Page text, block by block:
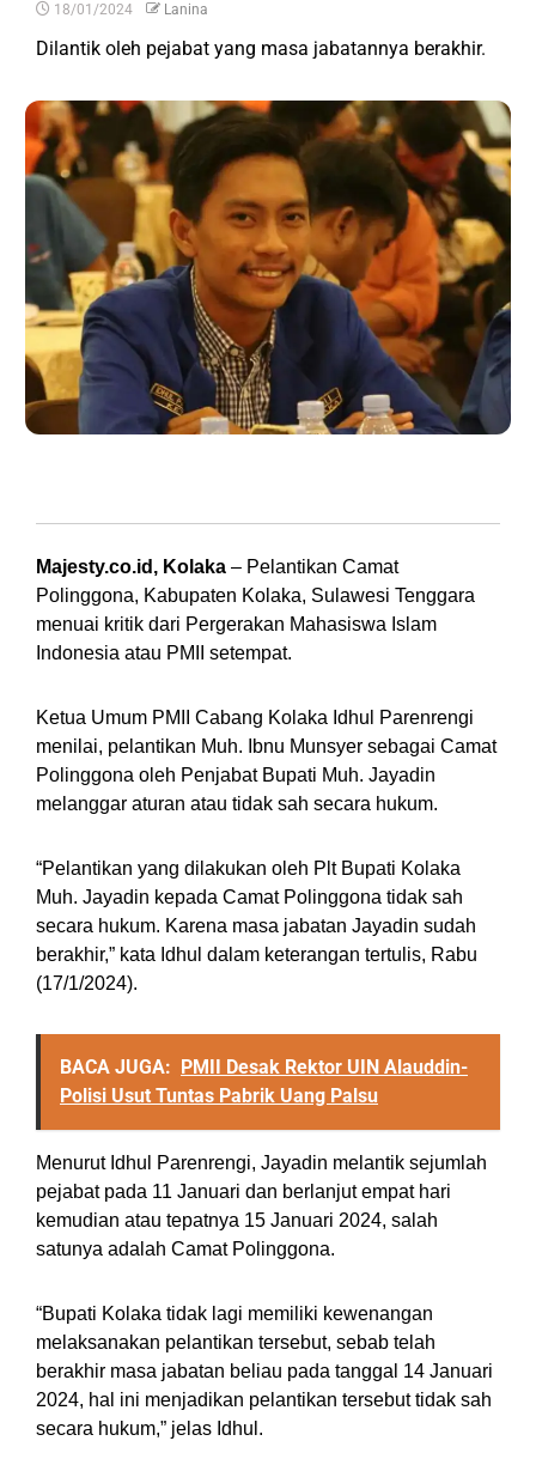
18/01/2024 Lanina
Dilantik oleh pejabat yang masa jabatannya berakhir.
Majesty.co.id, Kolaka – Pelantikan Camat
Polinggona, Kabupaten Kolaka, Sulawesi Tenggara
menuai kritik dari Pergerakan Mahasiswa Islam
Indonesia atau PMII setempat.
Ketua Umum PMII Cabang Kolaka Idhul Parenrengi
menilai, pelantikan Muh. Ibnu Munsyer sebagai Camat
Polinggona oleh Penjabat Bupati Muh. Jayadin
melanggar aturan atau tidak sah secara hukum.
“Pelantikan yang dilakukan oleh Plt Bupati Kolaka
Muh. Jayadin kepada Camat Polinggona tidak sah
secara hukum. Karena masa jabatan Jayadin sudah
berakhir,” kata Idhul dalam keterangan tertulis, Rabu
(17/1/2024).
BACA JUGA: PMII Desak Rektor UIN Alauddin-
Polisi Usut Tuntas Pabrik Uang Palsu
Menurut Idhul Parenrengi, Jayadin melantik sejumlah
pejabat pada 11 Januari dan berlanjut empat hari
kemudian atau tepatnya 15 Januari 2024, salah
satunya adalah Camat Polinggona.
“Bupati Kolaka tidak lagi memiliki kewenangan
melaksanakan pelantikan tersebut, sebab telah
berakhir masa jabatan beliau pada tanggal 14 Januari
2024, hal ini menjadikan pelantikan tersebut tidak sah
secara hukum,” jelas Idhul.